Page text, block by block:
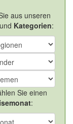
aus unseren
und Kategorien:
Sie einen
: